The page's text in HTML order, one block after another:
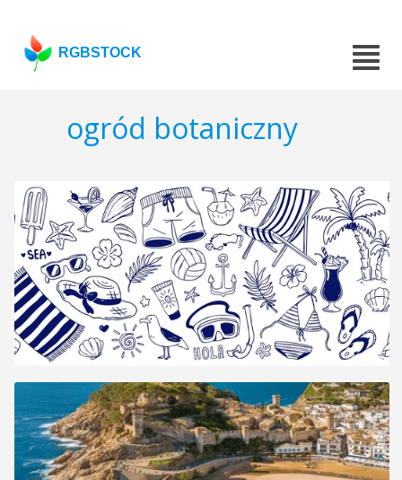
RGBSTOCK
ogród botaniczny